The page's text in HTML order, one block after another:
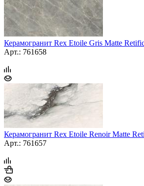
Керамогранит Rex Etoile Gris Matte
Арт.: 761658
Керамогранит Rex Etoile Renoir Matte
Арт.: 761657